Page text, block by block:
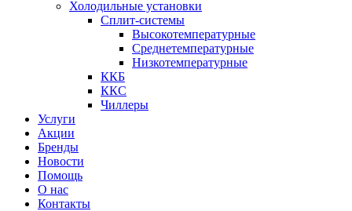
Холодильные установки
Сплит-системы
Высокотемпературные
Среднетемпературные
Низкотемпературные
ККБ
ККС
Чиллеры
Услуги
Акции
Бренды
Новости
Помощь
О нас
Контакты